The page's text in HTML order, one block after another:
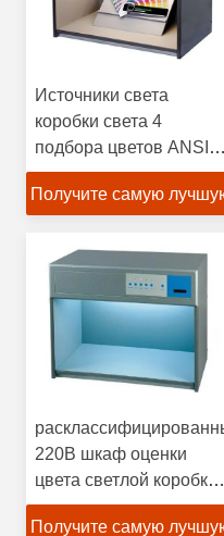
Источники света
коробки света 4
подбора цветов ANSI
CIE BSI DIN ISO ASTM
Получите самую
220В шкаф оценки
цвета светлой коробки
напряжения тока с
множественными
Получите самую